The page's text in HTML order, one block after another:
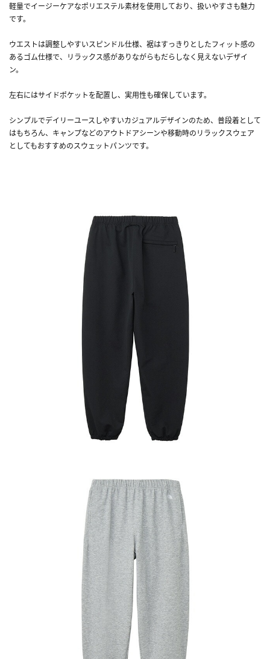
軽量でイージーケアなポリエステル素材を使用しており、扱いやすさも魅力
です。
ウエストは調整しやすいスピンドル仕様、裾はすっきりとしたフィット感の
あるゴム仕様で、リラックス感がありながらもだらしなく見えないデザイ
ン。
左右にはサイドポケットを配置し、実用性も確保しています。
シンプルでデイリーユースしやすいカジュアルデザインのため、普段着として
はもちろん、キャンプなどのアウトドアシーンや移動時のリラックスウェア
としてもおすすめのスウェットパンツです。